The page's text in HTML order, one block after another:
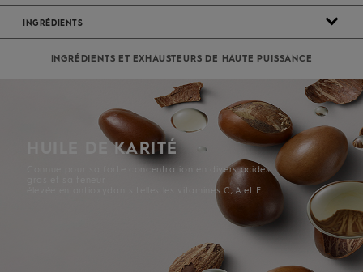
INGRÉDIENTS
INGRÉDIENTS ET EXHAUSTEURS DE HAUTE PUISSANCE
HUILE DE KARITÉ
Connue pour sa forte concentration en divers acides
élevée en antioxydants telles les vitamines C, A et E.